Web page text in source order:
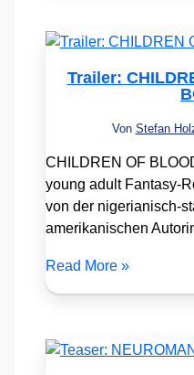
Trailer:
Von Stefan
CHILDREN OF
young adult Fantasy-
von der nigerianisch-
amerikanischen
Read More »